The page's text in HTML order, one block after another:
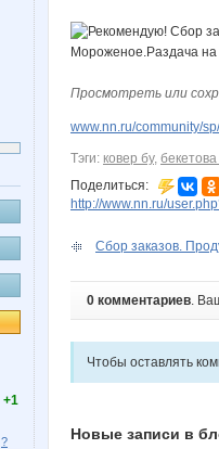
+1
?
Просмотреть или
www.nn.ru/community/
Тэги: ковер бу,
Поделиться:
http://www.nn.ru/
Сбор заказов.
0 комментариев.
Чтобы оставлять
Новые записи в